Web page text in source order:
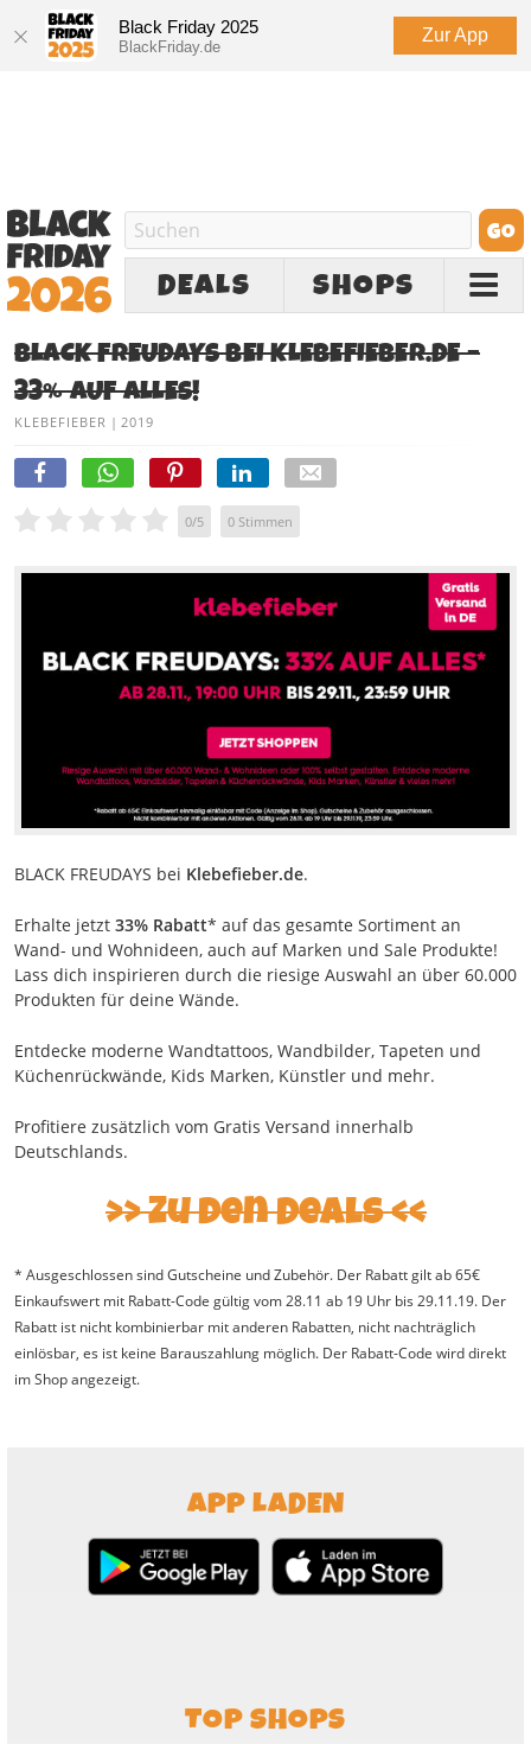
Black Friday 2025
BlackFriday.de
Zur App
DEALS SHOPS
BLACK FREUDAYS BEI KLEBEFIEBER.DE –
33% AUF ALLES!
KLEBEFIEBER | 2019
0/5 0 Stimmen
BLACK FREUDAYS bei Klebefieber.de.
Erhalte jetzt 33% Rabatt* auf das gesamte Sortiment an
Wand- und Wohnideen, auch auf Marken und Sale Produkte!
Lass dich inspirieren durch die riesige Auswahl an über 60.000
Produkten für deine Wände.
Entdecke moderne Wandtattoos, Wandbilder, Tapeten und
Küchenrückwände, Kids Marken, Künstler und mehr.
Profitiere zusätzlich vom Gratis Versand innerhalb
Deutschlands.
Zu den Deals
* Ausgeschlossen sind Gutscheine und Zubehör. Der Rabatt gilt ab 65€
Einkaufswert mit Rabatt-Code gültig vom 28.11 ab 19 Uhr bis 29.11.19. Der
Rabatt ist nicht kombinierbar mit anderen Rabatten, nicht nachträglich
einlösbar, es ist keine Barauszahlung möglich. Der Rabatt-Code wird direkt
im Shop angezeigt.
APP LADEN
TOP SHOPS